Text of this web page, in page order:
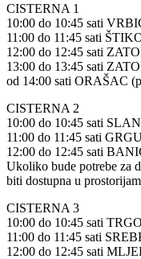
CISTERNA 1
10:00 do 10:45 sati
11:00 do 11:45 sati
12:00 do 12:45 sati
13:00 do 13:45 sati
od 14:00 sati ORAŠAC
CISTERNA 2
10:00 do 10:45 sati
11:00 do 11:45 sati
12:00 do 12:45 sati
Ukoliko bude potrebe za
biti dostupna u
CISTERNA 3
10:00 do 10:45 sati
11:00 do 11:45 sati
12:00 do 12:45 sati